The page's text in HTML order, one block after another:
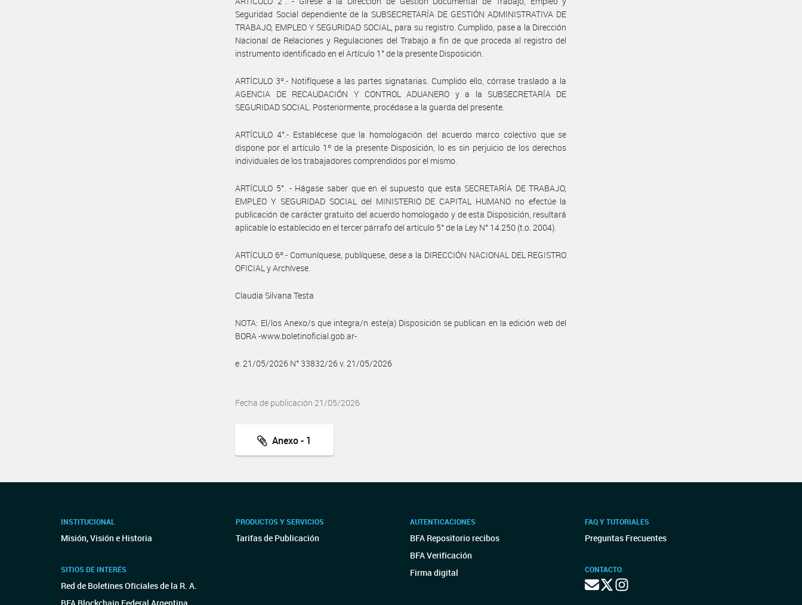
Seguridad Social dependiente de la SUBSECRETARÍA DE GESTIÓN ADMINISTRATIVA DE
TRABAJO, EMPLEO Y SEGURIDAD SOCIAL, para su registro. Cumplido, pase a la Dirección
Nacional de Relaciones y Regulaciones del Trabajo a fin de que proceda al registro del
instrumento identificado en el Artículo 1° de la presente Disposición.
ARTÍCULO 3º.- Notifíquese a las partes signatarias. Cumplido ello, córrase traslado a la
AGENCIA DE RECAUDACIÓN Y CONTROL ADUANERO y a la SUBSECRETARÍA DE
SEGURIDAD SOCIAL. Posteriormente, procédase a la guarda del presente.
ARTÍCULO 4°.- Establécese que la homologación del acuerdo marco colectivo que se
dispone por el artículo 1º de la presente Disposición, lo es sin perjuicio de los derechos
individuales de los trabajadores comprendidos por el mismo.
ARTÍCULO 5°. - Hágase saber que en el supuesto que esta SECRETARÍA DE TRABAJO,
EMPLEO Y SEGURIDAD SOCIAL del MINISTERIO DE CAPITAL HUMANO no efectúe la
publicación de carácter gratuito del acuerdo homologado y de esta Disposición, resultará
aplicable lo establecido en el tercer párrafo del artículo 5° de la Ley N° 14.250 (t.o. 2004).
ARTÍCULO 6º.- Comuníquese, publíquese, dese a la DIRECCIÓN NACIONAL DEL REGISTRO
OFICIAL y Archívese.
Claudia Silvana Testa
NOTA: El/los Anexo/s que integra/n este(a) Disposición se publican en la edición web del
BORA -www.boletinoficial.gob.ar-
e. 21/05/2026 N° 33832/26 v. 21/05/2026
Fecha de publicación 21/05/2026
Anexo - 1
INSTITUCIONAL
Misión, Visión e Historia
SITIOS DE INTERÉS
Red de Boletines Oficiales de la R. A.
PRODUCTOS Y SERVICIOS
Tarifas de Publicación
AUTENTICACIONES
BFA Repositorio recibos
BFA Verificación
Firma digital
FAQ Y TUTORIALES
Preguntas Frecuentes
CONTACTO